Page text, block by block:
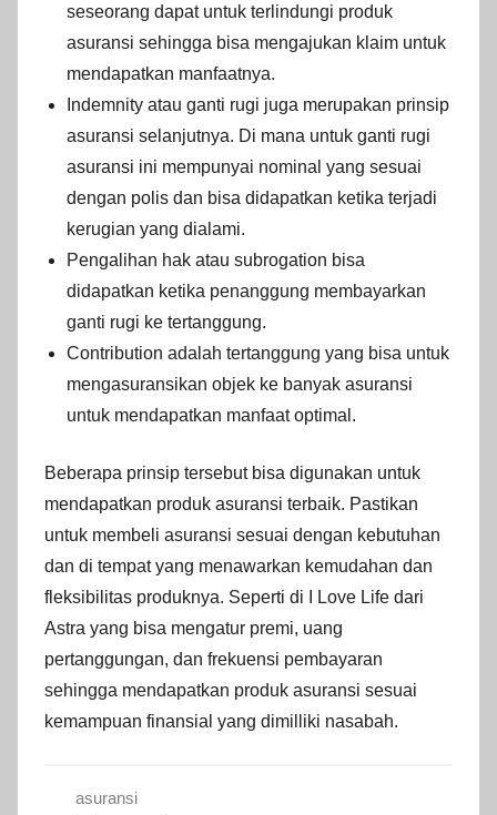
seseorang dapat untuk terlindungi produk
asuransi sehingga bisa mengajukan klaim untuk
mendapatkan manfaatnya.
Indemnity atau ganti rugi juga merupakan prinsip
asuransi selanjutnya. Di mana untuk ganti rugi
asuransi ini mempunyai nominal yang sesuai
dengan polis dan bisa didapatkan ketika terjadi
kerugian yang dialami.
Pengalihan hak atau subrogation bisa
didapatkan ketika penanggung membayarkan
ganti rugi ke tertanggung.
Contribution adalah tertanggung yang bisa untuk
mengasuransikan objek ke banyak asuransi
untuk mendapatkan manfaat optimal.
Beberapa prinsip tersebut bisa digunakan untuk
mendapatkan produk asuransi terbaik. Pastikan
untuk membeli asuransi sesuai dengan kebutuhan
dan di tempat yang menawarkan kemudahan dan
fleksibilitas produknya. Seperti di I Love Life dari
Astra yang bisa mengatur premi, uang
pertanggungan, dan frekuensi pembayaran
sehingga mendapatkan produk asuransi sesuai
kemampuan finansial yang dimilliki nasabah.
asuransi